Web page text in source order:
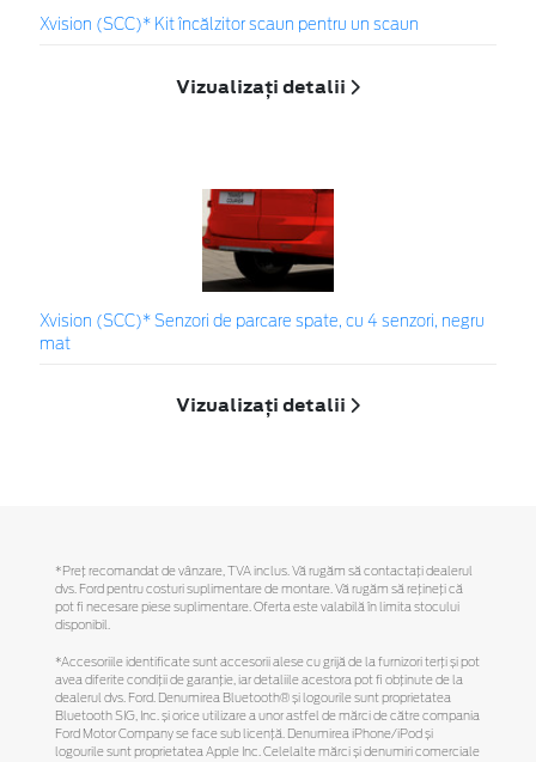
Xvision (SCC)* Kit încălzitor scaun pentru un scaun
Vizualizați detalii
Xvision (SCC)* Senzori de parcare spate, cu 4 senzori, negru
mat
Vizualizați detalii
*Preţ recomandat de vânzare, TVA inclus. Vă rugăm să contactaţi dealerul
dvs. Ford pentru costuri suplimentare de montare. Vă rugăm să reţineţi că
pot fi necesare piese suplimentare. Oferta este valabilă în limita stocului
disponibil.
*Accesoriile identificate sunt accesorii alese cu grijă de la furnizori terți și pot
avea diferite condiții de garanție, iar detaliile acestora pot fi obținute de la
dealerul dvs. Ford. Denumirea Bluetooth® și logourile sunt proprietatea
Bluetooth SIG, Inc. și orice utilizare a unor astfel de mărci de către compania
Ford Motor Company se face sub licență. Denumirea iPhone/iPod și
logourile sunt proprietatea Apple Inc. Celelalte mărci și denumiri comerciale